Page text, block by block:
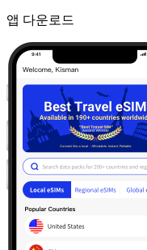
앱 다운로드